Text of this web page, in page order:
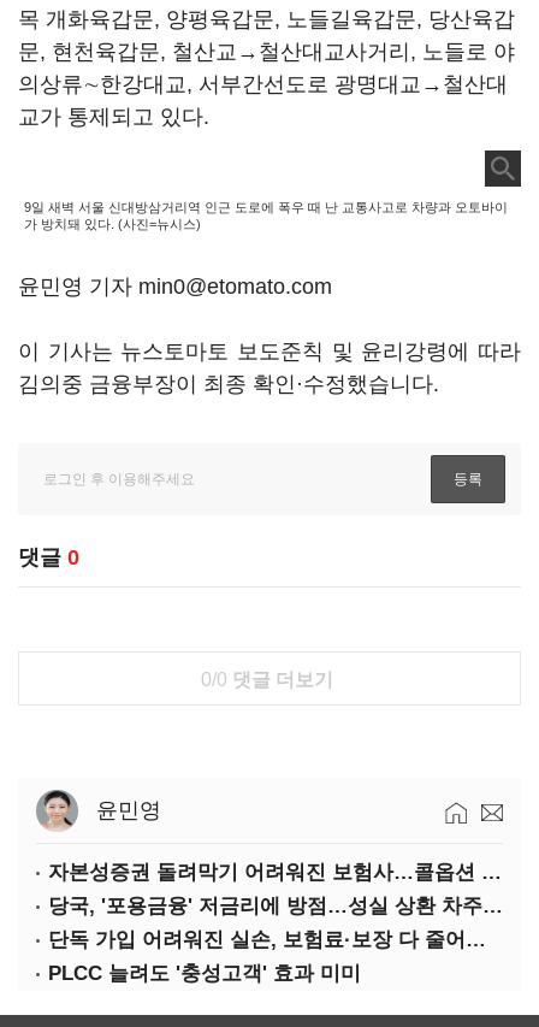
목 개화육갑문, 양평육갑문, 노들길육갑문, 당산육갑
문, 현천육갑문, 철산교→철산대교사거리, 노들로 야
의상류∼한강대교, 서부간선도로 광명대교→철산대
교가 통제되고 있다.
9일 새벽 서울 신대방삼거리역 인근 도로에 폭우 때 난 교통사고로 차량과 오토바이
가 방치돼 있다. (사진=뉴시스)
윤민영 기자 min0@etomato.com
이 기사는 뉴스토마토 보도준칙 및 윤리강령에 따라
김의중 금융부장이 최종 확인·수정했습니다.
댓글 0
0/0 댓글 더보기
윤민영
자본성증권 돌려막기 어려워진 보험사…콜옵션 부담 급증
당국, '포용금융' 저금리에 방점…성실 상환 차주는 '역차별'
단독 가입 어려워진 실손, 보험료·보장 다 줄어든 5세대는?
PLCC 늘려도 '충성고객' 효과 미미